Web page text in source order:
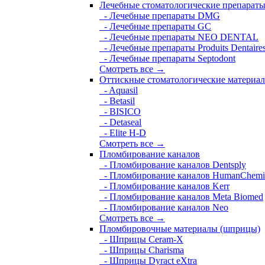
Лечебные стоматологические препараты
- Лечебные препараты DMG
- Лечебные препараты GC
- Лечебные препараты NEO DENTAL
- Лечебные препараты Produits
- Лечебные препараты Septodont
Смотреть все →
Оттискные стоматологические
- Aquasil
- Betasil
- BISICO
- Detaseal
- Elite H-D
Смотреть все →
Пломбирование каналов
- Пломбирование каналов Dentsply
- Пломбирование каналов
- Пломбирование каналов Kerr
- Пломбирование каналов Meta Biomed
- Пломбирование каналов Neo
Смотреть все →
Пломбировочные материалы (шприцы)
- Шприцы Ceram-X
- Шприцы Charisma
- Шприцы Dyract eXtra